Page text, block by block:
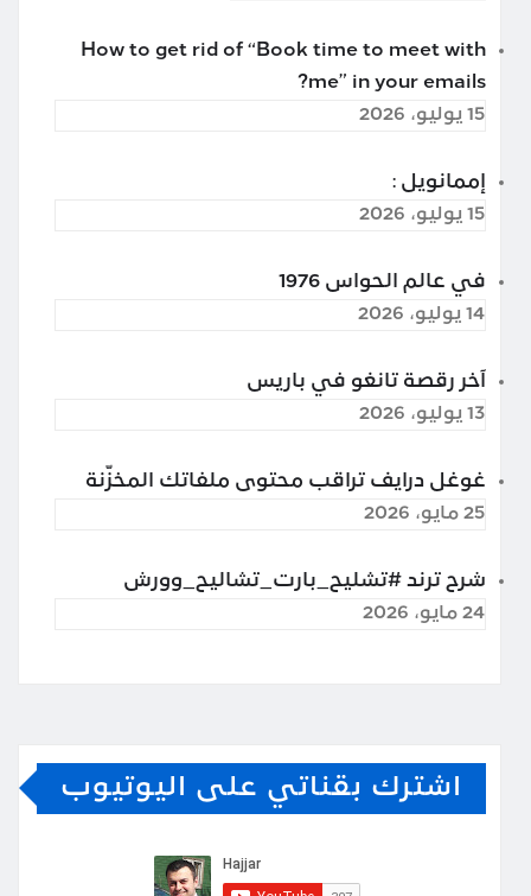
How to get rid of “Book time to meet with
me” in your emails?
15 يوليو، 2026
إممانويل :
15 يوليو، 2026
في عالم الحواس 1976
14 يوليو، 2026
آخر رقصة تانغو في باريس
13 يوليو، 2026
غوغل درايف تراقب محتوى ملفاتك المخزّنة
25 مايو، 2026
شرح ترند #تشليح_بارت_تشاليح_وورش
24 مايو، 2026
اشترك بقناتي على اليوتيوب